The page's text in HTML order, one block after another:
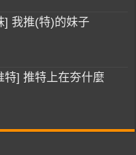
] 我推(特)的妹子
特] 推特上在夯什麼